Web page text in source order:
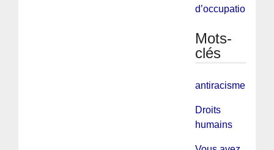
d’occupation
Mots-
clés
antiracisme
Droits
humains